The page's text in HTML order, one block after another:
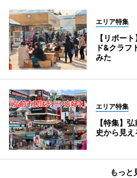
エリア特集
【リポー
ド&クラフ
みた
エリア特集
【特集】
史から見え
もっと